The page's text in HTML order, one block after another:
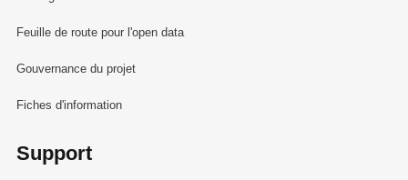
Feuille de route pour l'open data
Gouvernance du projet
Fiches d'information
Support